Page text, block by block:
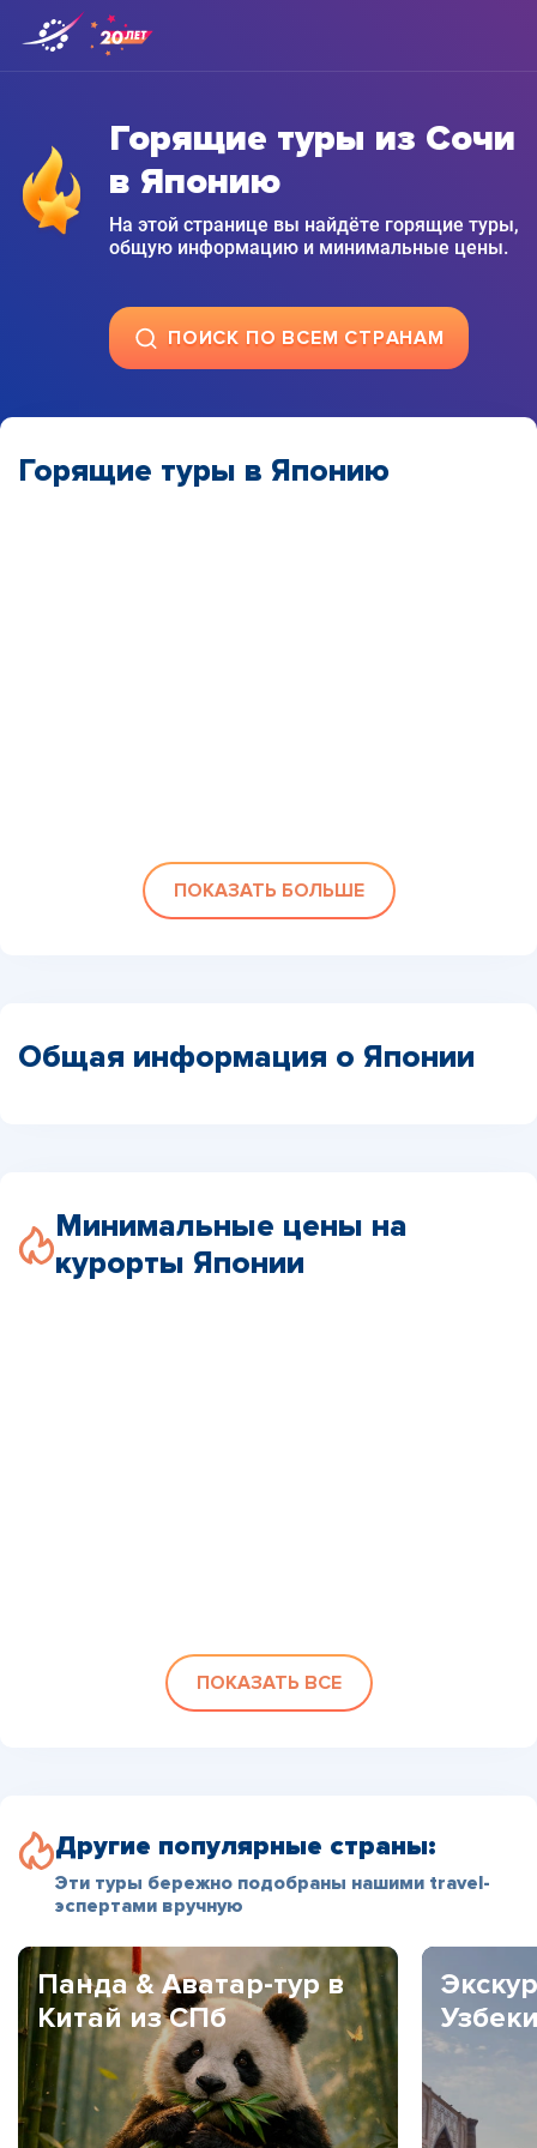
Горящие туры из Сочи
в Японию
На этой странице вы найдёте горящие туры,
общую информацию и минимальные цены.
ПОИСК ПО ВСЕМ СТРАНАМ
Горящие туры в Японию
ПОКАЗАТЬ БОЛЬШЕ
Общая информация о Японии
Минимальные цены на
курорты Японии
ПОКАЗАТЬ ВСЕ
Другие популярные страны:
Эти туры бережно подобраны нашими travel-
эспертами вручную
Панда & Аватар-тур в
Китай из СПб